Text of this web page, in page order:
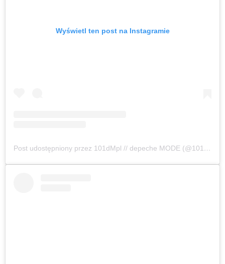
Wyświetl ten post na Instagramie
Post udostępniony przez 101dMpl // depeche MODE (@101dmpl)